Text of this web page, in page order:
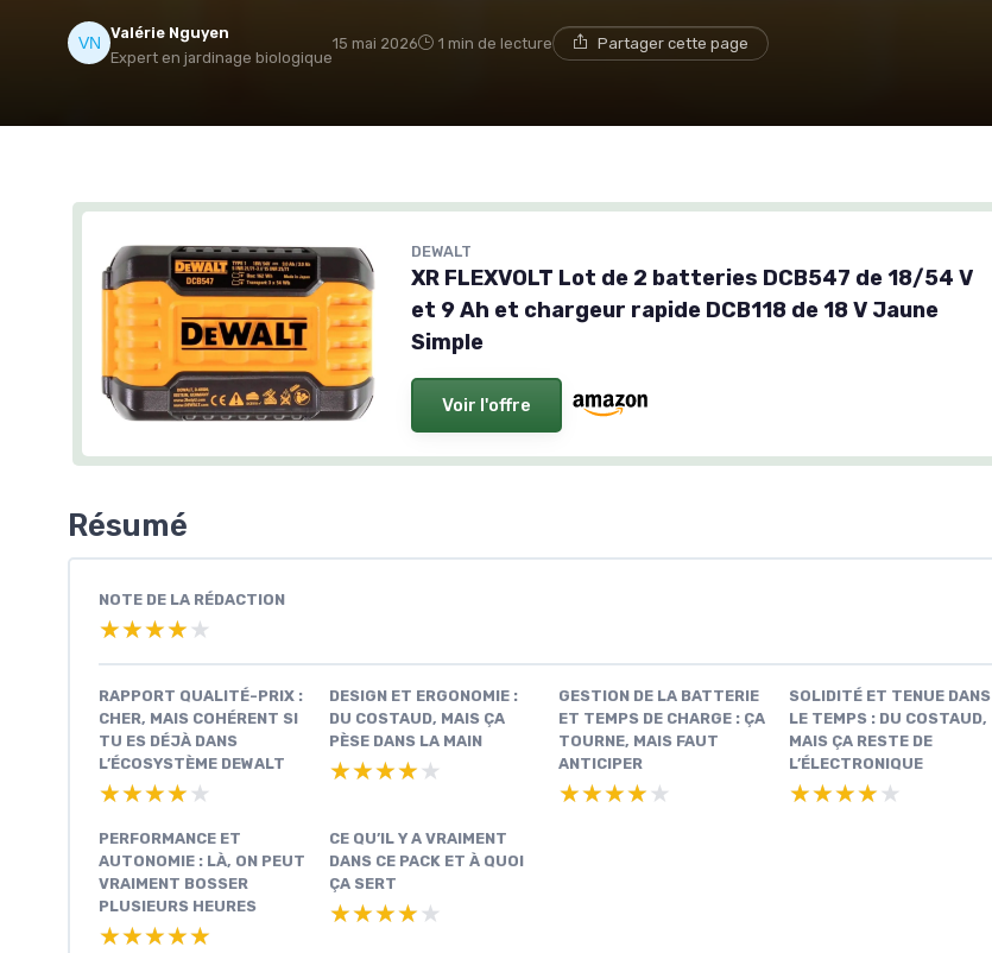
Valérie Nguyen
Expert en jardinage biologique
15 mai 2026 1 min de lecture Partager cette page
DEWALT
XR FLEXVOLT Lot de 2 batteries DCB547 de 18/54 V
et 9 Ah et chargeur rapide DCB118 de 18 V Jaune
Simple
Voir l'offre
Résumé
NOTE DE LA RÉDACTION
★★★★★
★★★★★
RAPPORT QUALITÉ-PRIX :
CHER, MAIS COHÉRENT SI
TU ES DÉJÀ DANS
L’ÉCOSYSTÈME DEWALT
★★★★★
★★★★★
DESIGN ET ERGONOMIE :
DU COSTAUD, MAIS ÇA
PÈSE DANS LA MAIN
★★★★★
★★★★★
GESTION DE LA BATTERIE
ET TEMPS DE CHARGE : ÇA
TOURNE, MAIS FAUT
ANTICIPER
★★★★★
★★★★★
SOLIDITÉ ET TENUE DANS
LE TEMPS : DU COSTAUD,
MAIS ÇA RESTE DE
L’ÉLECTRONIQUE
★★★★★
★★★★★
PERFORMANCE ET
AUTONOMIE : LÀ, ON PEUT
VRAIMENT BOSSER
PLUSIEURS HEURES
★★★★★
★★★★★
CE QU’IL Y A VRAIMENT
DANS CE PACK ET À QUOI
ÇA SERT
★★★★★
★★★★★